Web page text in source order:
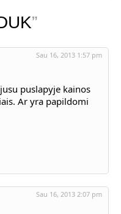
”
Sau 16, 2013 1:57 pm
puslapyje kainos
Ar yra papildomi
Sau 16, 2013 2:07 pm